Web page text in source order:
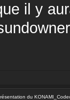
il y
du